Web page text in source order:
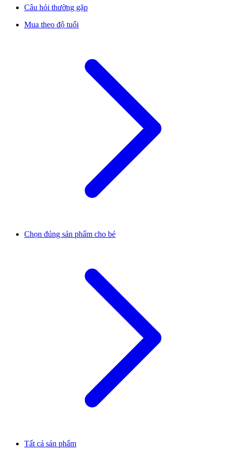
Câu hỏi thường gặp
Mua theo độ tuổi
Chọn đúng sản phẩm cho bé
Tất cả sản phẩm